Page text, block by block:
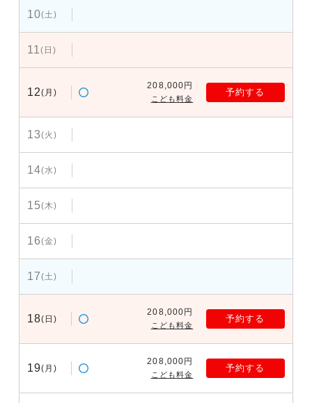
10(土)
11(日)
12(月)
208,000円
こども料金
予約する
13(火)
14(水)
15(木)
16(金)
17(土)
18(日)
208,000円
こども料金
予約する
19(月)
208,000円
こども料金
予約する